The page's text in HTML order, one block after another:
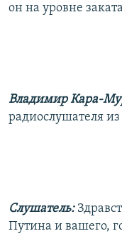
он на уровне
Владимир Кара-
радиослушателя
Слушатель:
Путина и вашего,